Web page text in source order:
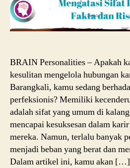
BRAIN Personalities – Apakah
kesulitan mengelola hubungan
Barangkali, kamu sedang
perfeksionis? Memiliki
adalah sifat yang umum di
mencapai kesuksesan dalam
mereka. Namun, terlalu banyak
menjadi beban yang berat dan
Dalam artikel ini, kamu akan […]